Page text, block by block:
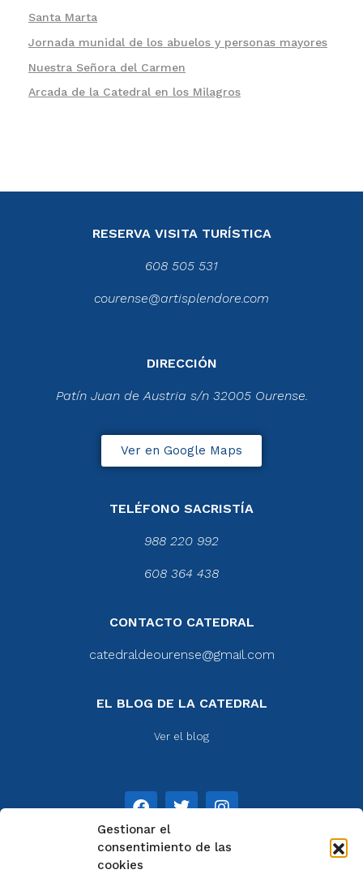
Gestionar el
consentimiento de las
cookies
Santa Marta
Jornada munidal de los abuelos y personas mayores
Nuestra Señora del Carmen
Arcada de la Catedral en los Milagros
RESERVA VISITA TURÍSTICA
608 505 531
courense@artisplendore.com
DIRECCIÓN
Patín Juan de Austria s/n 32005 Ourense.
Ver en Google Maps
TELÉFONO SACRISTÍA
988 220 992
608 364 438
CONTACTO CATEDRAL
catedraldeourense@gmail.com
EL BLOG DE LA CATEDRAL
Ver el blog